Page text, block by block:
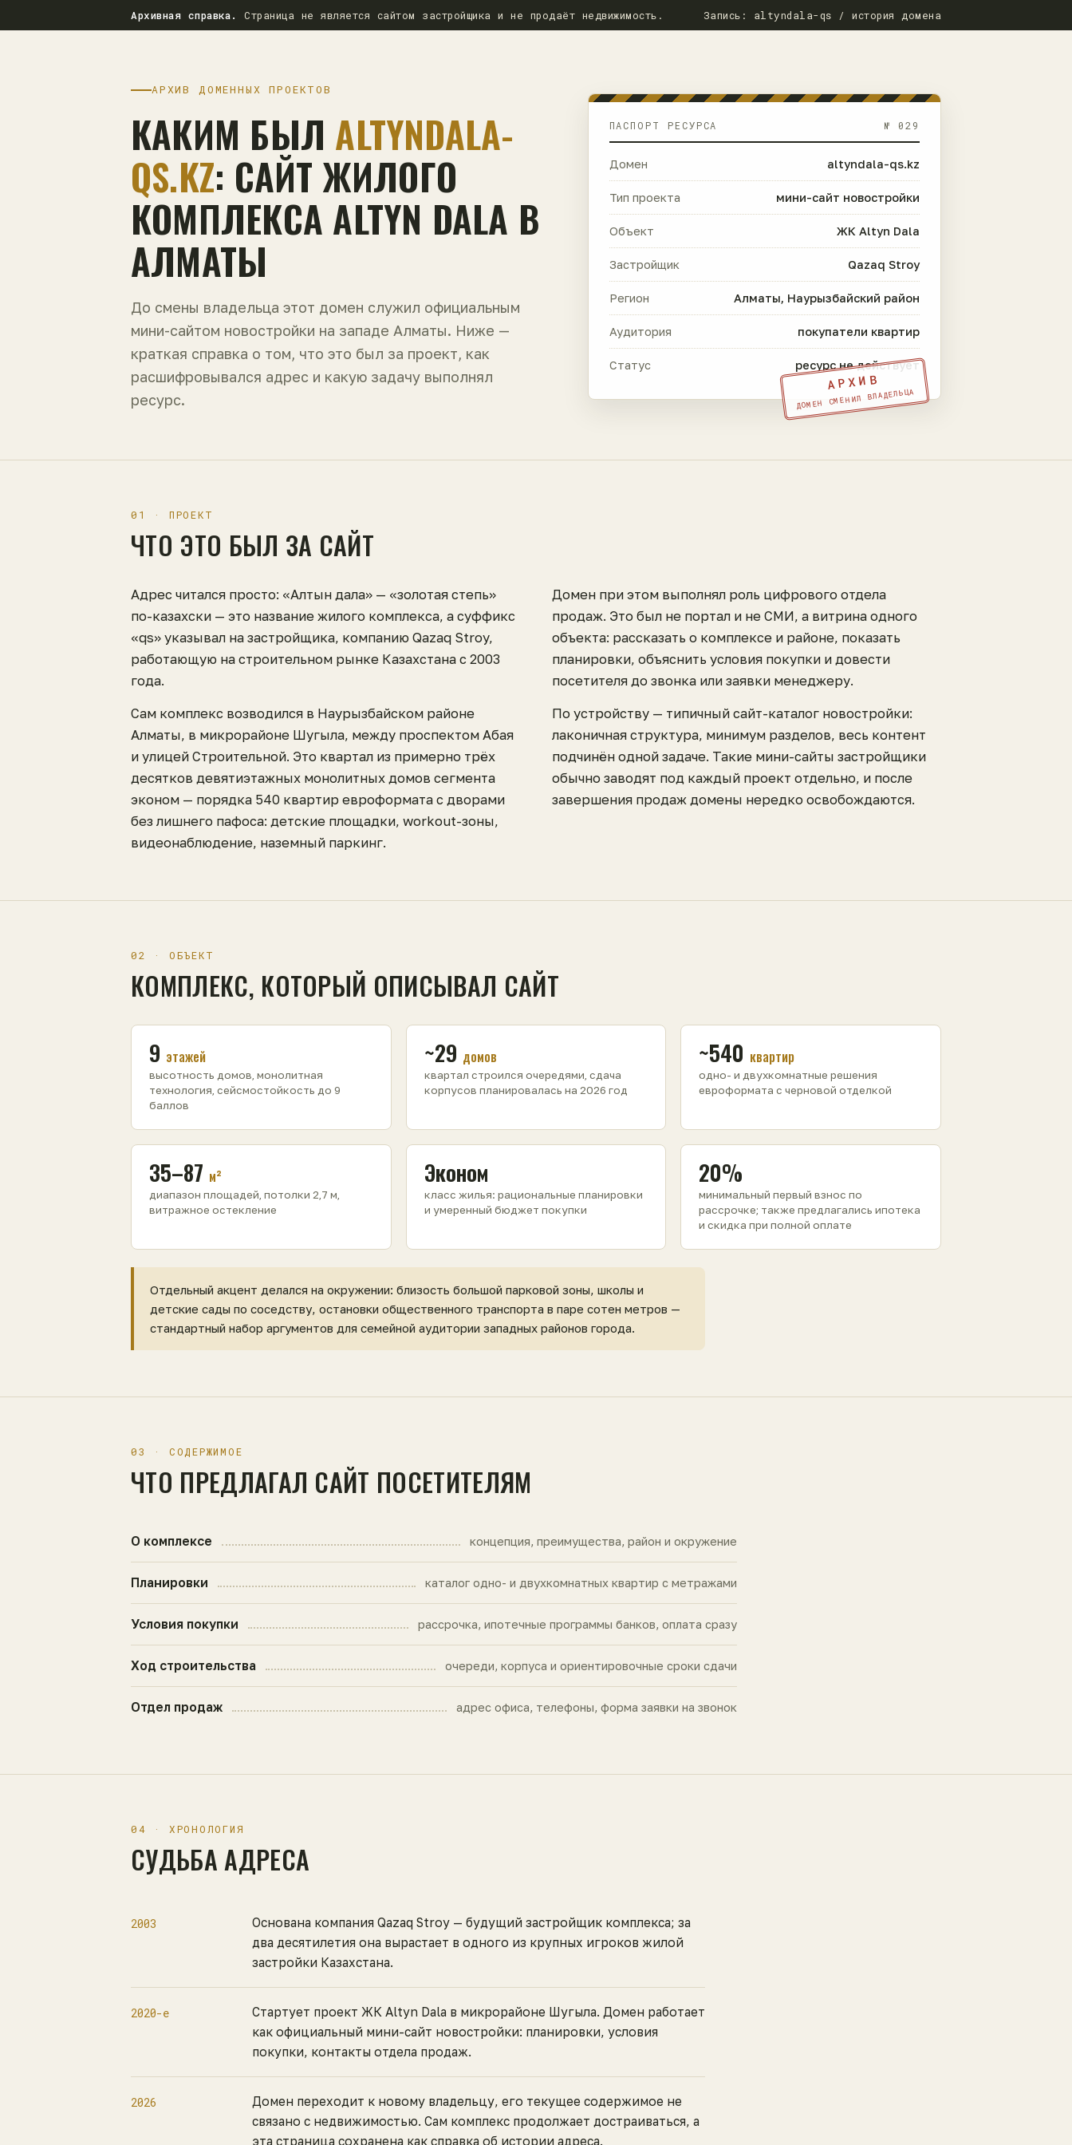
Архивная справка. Страница не является сайтом застройщика и не продаёт недвижимость. Запись: altyndala-qs / история домена
АРХИВ ДОМЕННЫХ ПРОЕКТОВ
КАКИМ БЫЛ ALTYNDALA-
QS.KZ: САЙТ ЖИЛОГО
КОМПЛЕКСА ALTYN DALA В
АЛМАТЫ
До смены владельца этот домен служил официальным
мини-сайтом новостройки на западе Алматы. Ниже —
краткая справка о том, что это был за проект, как
расшифровывался адрес и какую задачу выполнял
ресурс.
ПАСПОРТ РЕСУРСА № 029
Домен altyndala-qs.kz
Тип проекта мини-сайт новостройки
Объект ЖК Altyn Dala
Застройщик Qazaq Stroy
Регион Алматы, Наурызбайский район
Аудитория покупатели квартир
Статус ресурс не действует
АРХИВ
ДОМЕН СМЕНИЛ ВЛАДЕЛЬЦА
01 · ПРОЕКТ
ЧТО ЭТО БЫЛ ЗА САЙТ
Адрес читался просто: «Алтын дала» — «золотая степь»
по-казахски — это название жилого комплекса, а суффикс
«qs» указывал на застройщика, компанию Qazaq Stroy,
работающую на строительном рынке Казахстана с 2003
года.
Сам комплекс возводился в Наурызбайском районе
Алматы, в микрорайоне Шугыла, между проспектом Абая
и улицей Строительной. Это квартал из примерно трёх
десятков девятиэтажных монолитных домов сегмента
эконом — порядка 540 квартир евроформата с дворами
без лишнего пафоса: детские площадки, workout-зоны,
видеонаблюдение, наземный паркинг.
Домен при этом выполнял роль цифрового отдела
продаж. Это был не портал и не СМИ, а витрина одного
объекта: рассказать о комплексе и районе, показать
планировки, объяснить условия покупки и довести
посетителя до звонка или заявки менеджеру.
По устройству — типичный сайт-каталог новостройки:
лаконичная структура, минимум разделов, весь контент
подчинён одной задаче. Такие мини-сайты застройщики
обычно заводят под каждый проект отдельно, и после
завершения продаж домены нередко освобождаются.
02 · ОБЪЕКТ
КОМПЛЕКС, КОТОРЫЙ ОПИСЫВАЛ САЙТ
9 этажей
высотность домов, монолитная
технология, сейсмостойкость до 9
баллов
~29 домов
квартал строился очередями, сдача
корпусов планировалась на 2026 год
~540 квартир
одно- и двухкомнатные решения
евроформата с черновой отделкой
35–87 м²
диапазон площадей, потолки 2,7 м,
витражное остекление
Эконом
класс жилья: рациональные планировки
и умеренный бюджет покупки
20%
минимальный первый взнос по
рассрочке; также предлагались ипотека
и скидка при полной оплате
Отдельный акцент делался на окружении: близость большой парковой зоны, школы и
детские сады по соседству, остановки общественного транспорта в паре сотен метров —
стандартный набор аргументов для семейной аудитории западных районов города.
03 · СОДЕРЖИМОЕ
ЧТО ПРЕДЛАГАЛ САЙТ ПОСЕТИТЕЛЯМ
О комплексе концепция, преимущества, район и окружение
Планировки каталог одно- и двухкомнатных квартир с метражами
Условия покупки рассрочка, ипотечные программы банков, оплата сразу
Ход строительства очереди, корпуса и ориентировочные сроки сдачи
Отдел продаж адрес офиса, телефоны, форма заявки на звонок
04 · ХРОНОЛОГИЯ
СУДЬБА АДРЕСА
2003
Основана компания Qazaq Stroy — будущий застройщик комплекса; за
два десятилетия она вырастает в одного из крупных игроков жилой
застройки Казахстана.
2020-е
Стартует проект ЖК Altyn Dala в микрорайоне Шугыла. Домен работает
как официальный мини-сайт новостройки: планировки, условия
покупки, контакты отдела продаж.
2026
Домен переходит к новому владельцу, его текущее содержимое не
связано с недвижимостью. Сам комплекс продолжает достраиваться, а
эта страница сохранена как справка об истории адреса.